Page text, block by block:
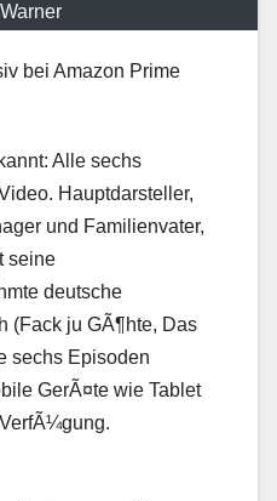
bei Amazon Prime
Alle sechs
Hauptdarsteller,
und Familienvater,
seine
deutsche
(Fack ju GÃ¶hte, Das
sechs Episoden
GerÃ¤te wie Tablet